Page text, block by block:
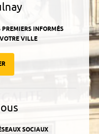
INFORMÉS
VILLE
SOCIAUX